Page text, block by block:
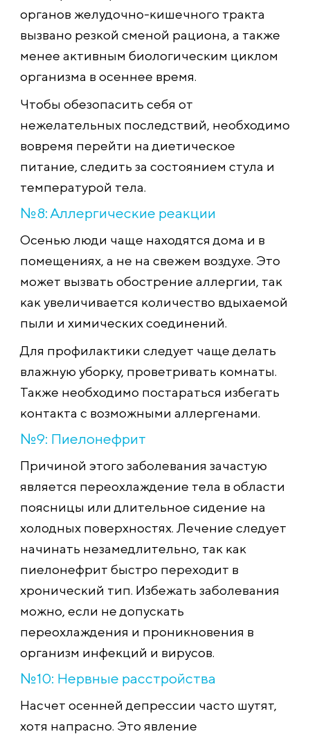
органов желудочно-кишечного тракта
вызвано резкой сменой рациона, а также
менее активным биологическим циклом
организма в осеннее время.
Чтобы обезопасить себя от
нежелательных последствий, необходимо
вовремя перейти на диетическое
питание, следить за состоянием стула и
температурой тела.
№8: Аллергические реакции
Осенью люди чаще находятся дома и в
помещениях, а не на свежем воздухе. Это
может вызвать обострение аллергии, так
как увеличивается количество вдыхаемой
пыли и химических соединений.
Для профилактики следует чаще делать
влажную уборку, проветривать комнаты.
Также необходимо постараться избегать
контакта с возможными аллергенами.
№9: Пиелонефрит
Причиной этого заболевания зачастую
является переохлаждение тела в области
поясницы или длительное сидение на
холодных поверхностях. Лечение следует
начинать незамедлительно, так как
пиелонефрит быстро переходит в
хронический тип. Избежать заболевания
можно, если не допускать
переохлаждения и проникновения в
организм инфекций и вирусов.
№10: Нервные расстройства
Насчет осенней депрессии часто шутят,
хотя напрасно. Это явление